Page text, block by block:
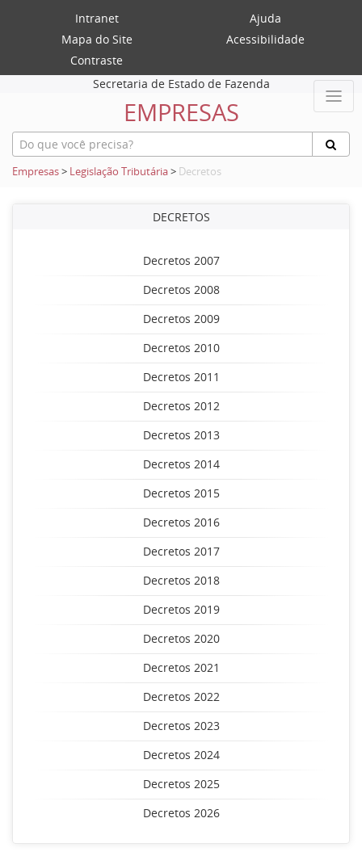
Intranet
Ajuda
Mapa do Site
Acessibilidade
Contraste
Secretaria de Estado de Fazenda
EMPRESAS
Empresas> Legislação Tributária> Decretos
DECRETOS
Decretos 2007
Decretos 2008
Decretos 2009
Decretos 2010
Decretos 2011
Decretos 2012
Decretos 2013
Decretos 2014
Decretos 2015
Decretos 2016
Decretos 2017
Decretos 2018
Decretos 2019
Decretos 2020
Decretos 2021
Decretos 2022
Decretos 2023
Decretos 2024
Decretos 2025
Decretos 2026